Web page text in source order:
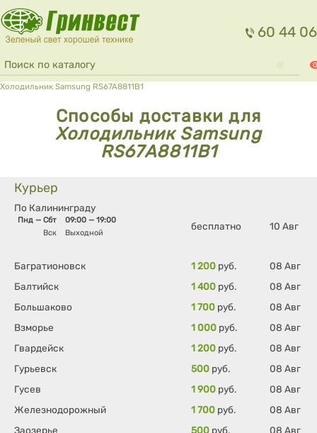
Перейти к основному содержанию
60 44 06
Форма поиска
Поиск 0
Вы здесь
Холодильник Samsung RS67A8811B1
Способы доставки для
Холодильник Samsung
RS67A8811B1
Курьер
По Калининграду
Пнд — Сбт
09:00 — 19:00
Вск
Выходной
бесплатно 10 Авг
Багратионовск 1 200 руб.
08 Авг
Балтийск
1 400 руб.
08 Авг
Большаково
1 700 руб.
08 Авг
Взморье
1 000 руб.
08 Авг
Гвардейск
1 200 руб.
08 Авг
Гурьевск
500 руб.
08 Авг
Гусев
1 900 руб.
08 Авг
Железнодорожный
1 700 руб.
08 Авг
Заозерье
500 руб.
08 Авг